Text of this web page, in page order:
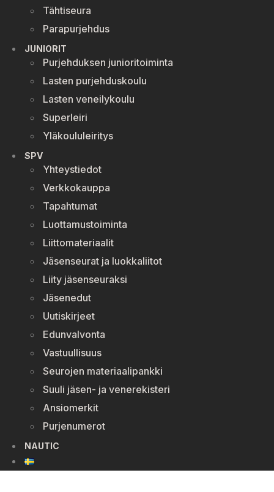
Tähtiseura
Parapurjehdus
JUNIORIT
Purjehduksen junioritoiminta
Lasten purjehduskoulu
Lasten veneilykoulu
Superleiri
Yläkoululeiritys
SPV
Yhteystiedot
Verkkokauppa
Tapahtumat
Luottamustoiminta
Liittomateriaalit
Jäsenseurat ja luokkaliitot
Liity jäsenseuraksi
Jäsenedut
Uutiskirjeet
Edunvalvonta
Vastuullisuus
Seurojen materiaalipankki
Suuli jäsen- ja venerekisteri
Ansiomerkit
Purjenumerot
NAUTIC